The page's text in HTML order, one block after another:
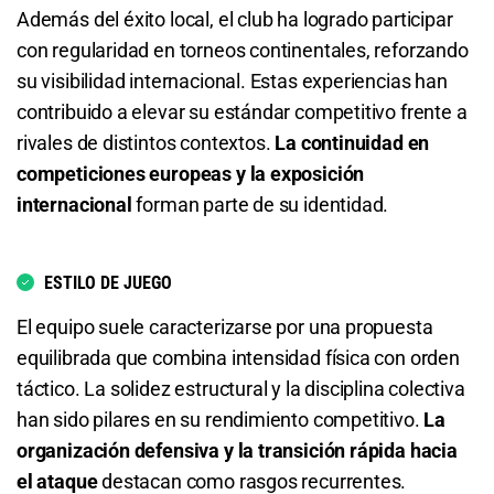
Además del éxito local, el club ha logrado participar
con regularidad en torneos continentales, reforzando
su visibilidad internacional. Estas experiencias han
contribuido a elevar su estándar competitivo frente a
rivales de distintos contextos. La continuidad en
competiciones europeas y la exposición
internacional forman parte de su identidad.
ESTILO DE JUEGO
El equipo suele caracterizarse por una propuesta
equilibrada que combina intensidad física con orden
táctico. La solidez estructural y la disciplina colectiva
han sido pilares en su rendimiento competitivo. La
organización defensiva y la transición rápida hacia
el ataquedestacan como rasgos recurrentes.